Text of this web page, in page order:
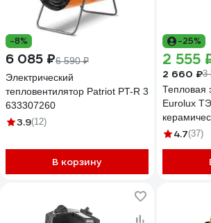
-8%
6 085 ₽6 590 ₽
Электрический
тепловентилятор Patriot PT-R 3
633307260
3.9(12)
В корзину
-25%
2 555
2 660 ₽3
Тепловая
Eurolux
элемент,
4.7(37)